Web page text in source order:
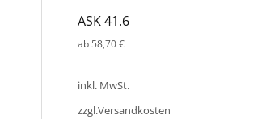
ASK 41.6
ab 58,70€
inkl. MwSt.
zzgl.Versandkosten